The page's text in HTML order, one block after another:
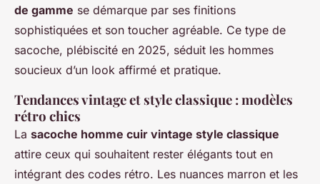
de gamme se démarque par ses finitions
sophistiquées et son toucher agréable. Ce type de
sacoche, plébiscité en 2025, séduit les hommes
soucieux d’un look affirmé et pratique.
Tendances vintage et style classique : modèles
rétro chics
La sacoche homme cuir vintage style classique
attire ceux qui souhaitent rester élégants tout en
intégrant des codes rétro. Les nuances marron et les